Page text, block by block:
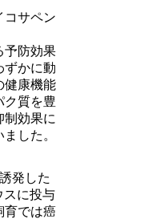
コサペン
予防効果
ずかに動
健康機能
ク質を豊
制効果に
した。
発した
スに投与
育では癌